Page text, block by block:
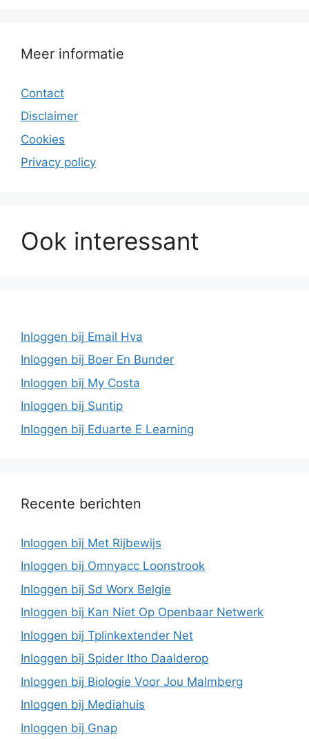
Meer informatie
Contact
Disclaimer
Cookies
Privacy policy
Ook interessant
Inloggen bij Email Hva
Inloggen bij Boer En Bunder
Inloggen bij My Costa
Inloggen bij Suntip
Inloggen bij Eduarte E Learning
Recente berichten
Inloggen bij Met Rijbewijs
Inloggen bij Omnyacc Loonstrook
Inloggen bij Sd Worx Belgie
Inloggen bij Kan Niet Op Openbaar Netwerk
Inloggen bij Tplinkextender Net
Inloggen bij Spider Itho Daalderop
Inloggen bij Biologie Voor Jou Malmberg
Inloggen bij Mediahuis
Inloggen bij Gnap